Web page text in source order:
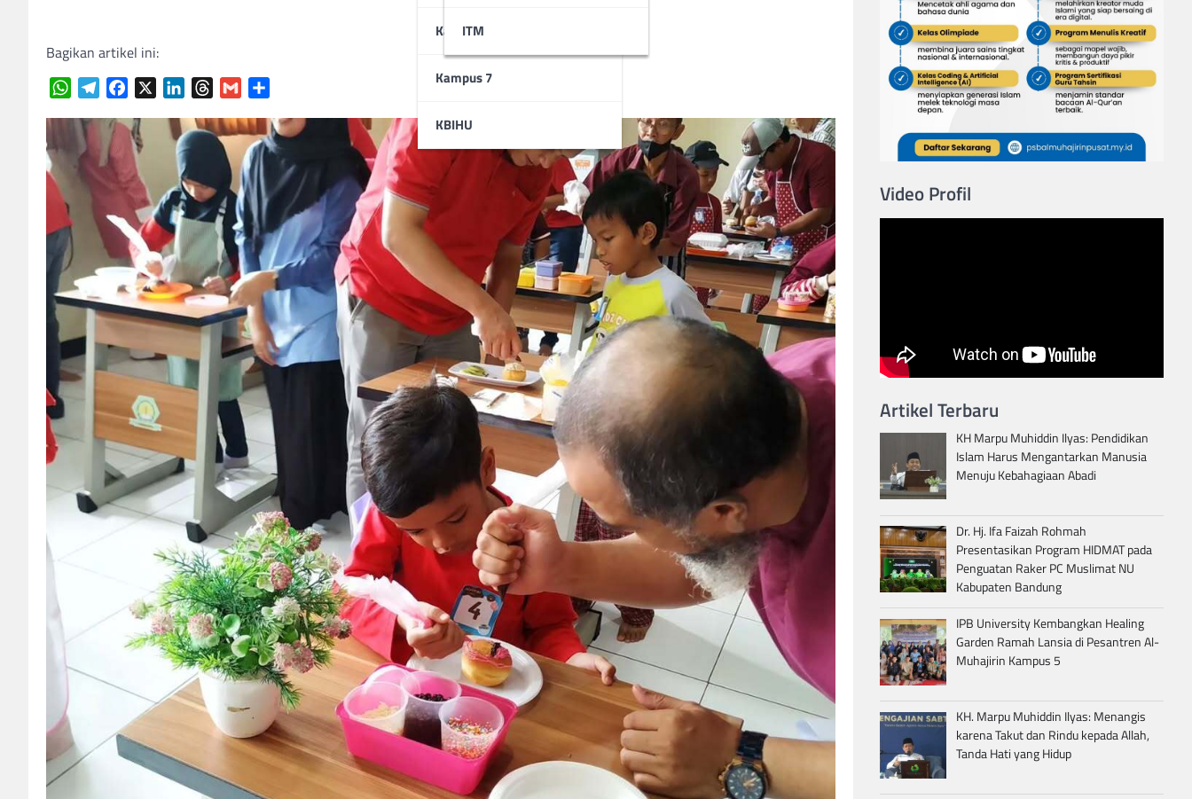
STAI
ITM
Kampus 6
Kampus 7
KBIHU
Bagikan artikel ini:
WhatsAppTelegramFacebook LinkedInThreads
Gmail
Video Profil
Artikel Terbaru
KH Marpu Muhiddin Ilyas: Pendidikan
Islam Harus Mengantarkan Manusia
Menuju Kebahagiaan Abadi
Dr. Hj. Ifa Faizah Rohmah
Presentasikan Program HIDMAT pada
Penguatan Raker PC Muslimat NU
Kabupaten Bandung
IPB University Kembangkan Healing
Garden Ramah Lansia di Pesantren Al-
Muhajirin Kampus 5
KH. Marpu Muhiddin Ilyas: Menangis
karena Takut dan Rindu kepada Allah,
Tanda Hati yang Hidup